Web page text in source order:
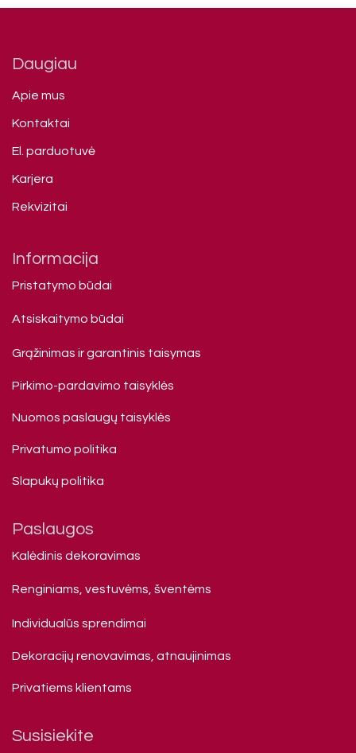
Daugiau
Apie mus
Kontaktai
El. parduotuvė
Karjera
Rekvizitai
Informacija
Pristatymo būdai
Atsiskaitymo būdai
Grąžinimas ir garantinis taisymas
Pirkimo-pardavimo taisyklės
Nuomos paslaugų taisyklės
Privatumo politika
Slapukų politika
Paslaugos
Kalėdinis dekoravimas
Renginiams, vestuvėms, šventėms
Individualūs sprendimai
Dekoracijų renovavimas, atnaujinimas
Privatiems klienta​ms
Susisiekite